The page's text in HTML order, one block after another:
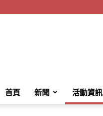
首頁 新聞 活動資訊